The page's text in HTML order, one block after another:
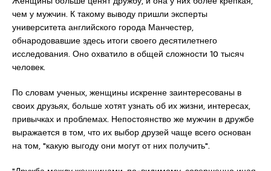
чем у мужчин. К такому выводу пришли эксперты
университета английского города Манчестер,
обнародовавшие здесь итоги своего десятилетнего
исследования. Оно охватило в общей сложности 10 тысяч
человек.
По словам ученых, женщины искренне заинтересованы в
своих друзьях, больше хотят узнать об их жизни, интересах,
привычках и проблемах. Непостоянство же мужчин в дружбе
выражается в том, что их выбор друзей чаще всего основан
на том, "какую выгоду они могут от них получить".